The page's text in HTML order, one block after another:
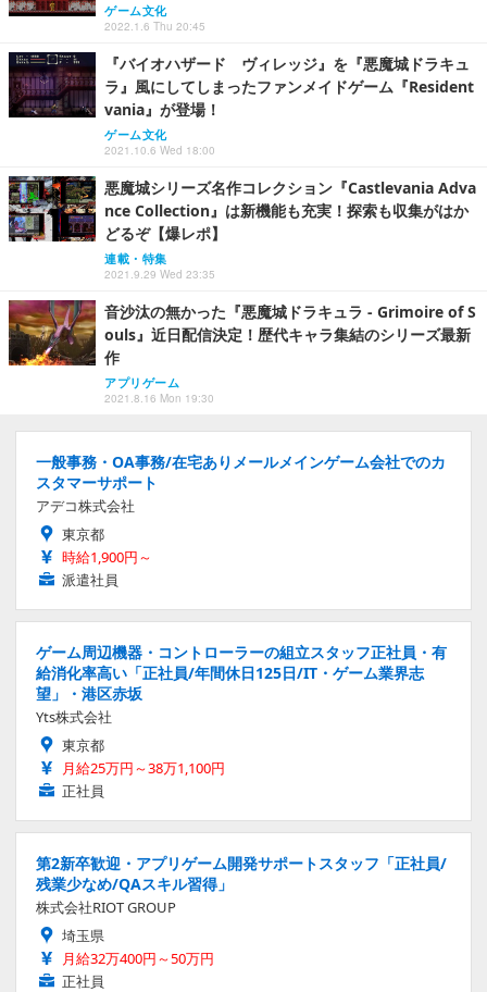
ゲーム文化
2022.1.6 Thu 20:45
『バイオハザード ヴィレッジ』を『悪魔城ドラキュ
ラ』風にしてしまったファンメイドゲーム『Resident
vania』が登場！
ゲーム文化
2021.10.6 Wed 18:00
悪魔城シリーズ名作コレクション『Castlevania Adva
nce Collection』は新機能も充実！探索も収集がはか
どるぞ【爆レポ】
連載・特集
2021.9.29 Wed 23:35
音沙汰の無かった『悪魔城ドラキュラ - Grimoire of S
ouls』近日配信決定！歴代キャラ集結のシリーズ最新
作
アプリゲーム
2021.8.16 Mon 19:30
一般事務・OA事務/在宅ありメールメインゲーム会社でのカ
スタマーサポート
アデコ株式会社
東京都
時給1,900円～
派遣社員
ゲーム周辺機器・コントローラーの組立スタッフ正社員・有
給消化率高い「正社員/年間休日125日/IT・ゲーム業界志
望」・港区赤坂
Yts株式会社
東京都
月給25万円～38万1,100円
正社員
第2新卒歓迎・アプリゲーム開発サポートスタッフ「正社員/
残業少なめ/QAスキル習得」
株式会社RIOT GROUP
埼玉県
月給32万400円～50万円
正社員